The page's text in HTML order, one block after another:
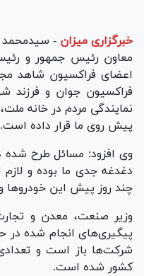
خبرگزاری میزان - سیدمحمد
معاون رئیس جمهور و
اعضای فراکسیون شاهد
فراکسیون جوان و فرزند
نمایندگی مردم در خانه
پیش روی ما قرار داده است.
وی افزود: مسائل طرح شده
دغدغه جدی ما بوده و
چند روز پیش این
وزیر صنعت، معدن و
پیگیری‌های انجام شده در
شرکت‌ها باز است و تعدادی
کشور شده است.